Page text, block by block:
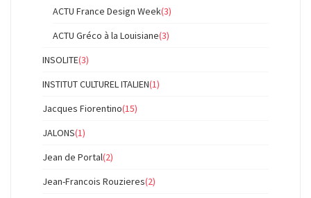
ACTU France Design Week(3)
ACTU Gréco à la Louisiane(3)
INSOLITE(3)
INSTITUT CULTUREL ITALIEN(1)
Jacques Fiorentino(15)
JALONS(1)
Jean de Portal(2)
Jean-Francois Rouzieres(2)